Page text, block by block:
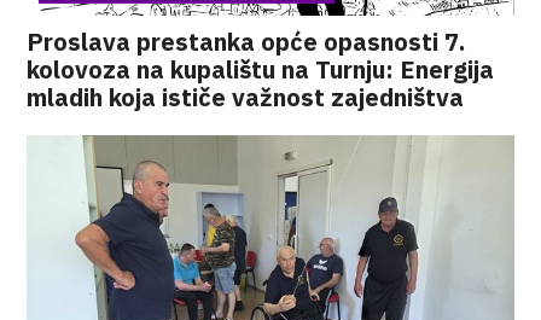
Proslava prestanka opće opasnosti 7.
kolovoza na kupalištu na Turnju: Energija
mladih koja ističe važnost zajedništva